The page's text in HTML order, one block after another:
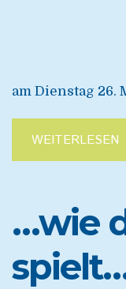
am Dienstag 26.
WEITERLESEN
…wie